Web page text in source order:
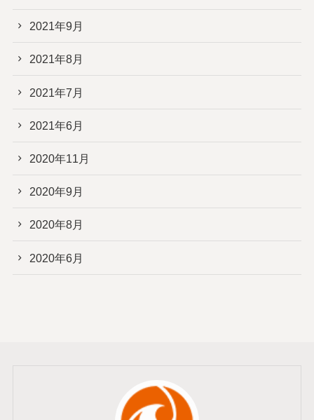
2021年9月
2021年8月
2021年7月
2021年6月
2020年11月
2020年9月
2020年8月
2020年6月